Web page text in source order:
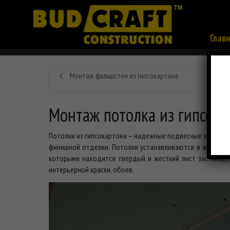
Монтаж фальшстен из гипсокартона
Монтаж потолка из
Потолки из гипсокартона – надежные подвесные
финишной отделки. Потолки устанавливаются в жилых
которыми находится твердый и жесткий лист
интерьерной краски, обоев.